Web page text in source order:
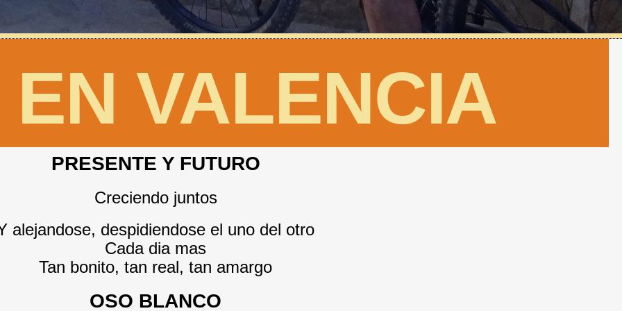
VALENCIA
PRESENTE Y FUTURO
Creciendo juntos
alejandose, despidiendose el uno del otro
Cada dia mas
Tan bonito, tan real, tan amargo
OSO BLANCO